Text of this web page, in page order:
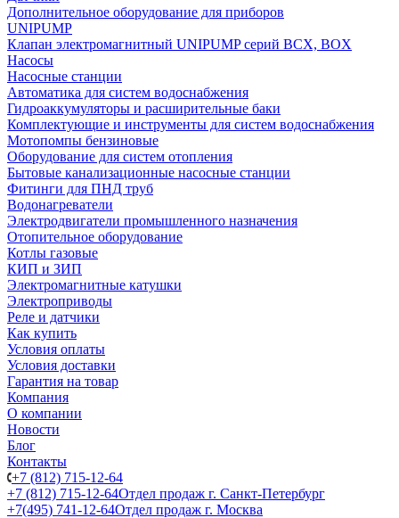
Дополнительное оборудование для приборов
UNIPUMP
Клапан электромагнитный UNIPUMP серий BCX, BOX
Насосы
Насосные станции
Автоматика для систем водоснабжения
Гидроаккумуляторы и расширительные баки
Комплектующие и инструменты для систем водоснабжения
Мотопомпы бензиновые
Оборудование для систем отопления
Бытовые канализационные насосные станции
Фитинги для ПНД труб
Водонагреватели
Электродвигатели промышленного назначения
Отопительное оборудование
Котлы газовые
КИП и ЗИП
Электромагнитные катушки
Электроприводы
Реле и датчики
Как купить
Условия оплаты
Условия доставки
Гарантия на товар
Компания
О компании
Новости
Блог
Контакты
+7 (812) 715-12-64
+7 (812) 715-12-64Отдел продаж г. Санкт-Петербург
+7(495) 741-12-64Отдел продаж г. Москва